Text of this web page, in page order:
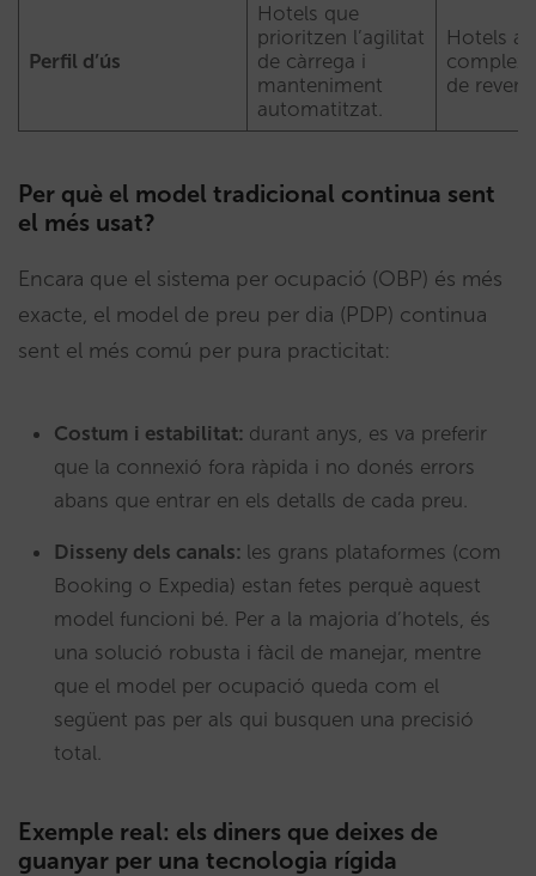
Perfil d’ús
Hotels que
prioritzen l’agilitat
de càrrega i
manteniment
automatitzat.
Hotels
de
Per què el model tradicional continua sent
el més usat?
Encara que el sistema per ocupació (OBP) és més
exacte, el model de preu per dia (PDP) continua
sent el més comú per pura practicitat:
Costum i estabilitat: durant anys, es va preferir
que la connexió fora ràpida i no donés errors
abans que entrar en els detalls de cada preu.
Disseny dels canals: les grans plataformes (com
Booking o Expedia) estan fetes perquè aquest
model funcioni bé. Per a la majoria d’hotels, és
una solució robusta i fàcil de manejar, mentre
que el model per ocupació queda com el
següent pas per als qui busquen una precisió
total.
Exemple real: els diners que deixes de
guanyar per una tecnologia rígida